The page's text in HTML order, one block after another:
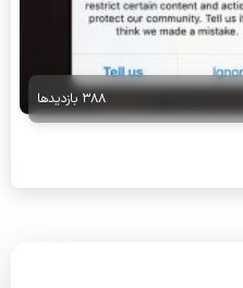
388 بازدیدها